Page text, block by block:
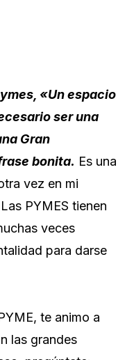
«Un espacio
ser una
Gran
bonita. Es una
vez en mi
PYMES tienen
veces
para darse
te animo a
las grandes